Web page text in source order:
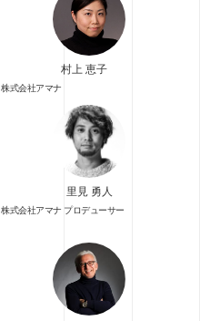
村上 恵子
株式会社アマナ
里見 勇人
株式会社アマナ プロデューサー